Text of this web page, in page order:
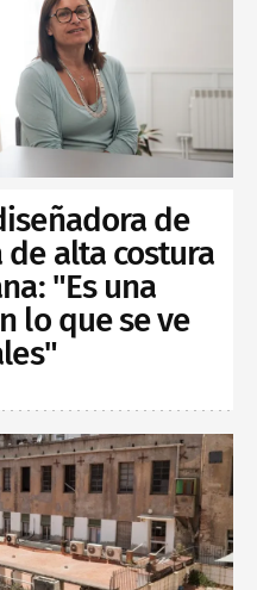
de
alta costura
"Es una
lo que se ve